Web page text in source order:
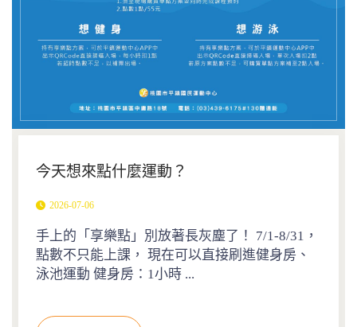
今天想來點什麼運動？
2026-07-06
手上的「享樂點」別放著長灰塵了！ 7/1-8/31，
點數不只能上課， 現在可以直接刷進健身房、
泳池運動 健身房：1小時 ...